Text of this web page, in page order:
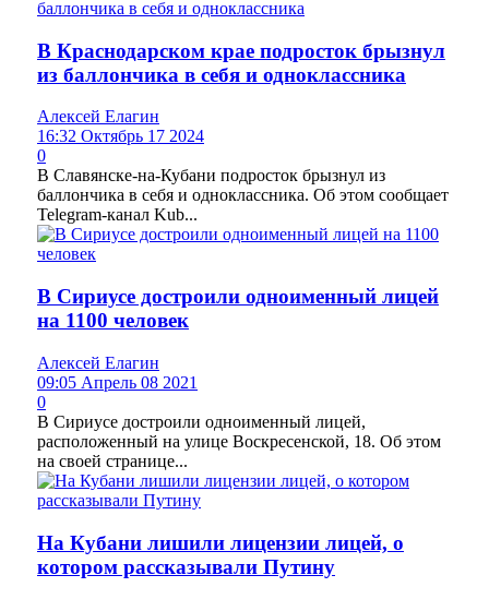
В Краснодарском крае подросток брызнул
из баллончика в себя и одноклассника
Алексей Елагин
16:32 Октябрь 17 2024
0
В Славянске-на-Кубани подросток брызнул из
баллончика в себя и одноклассника. Об этом сообщает
Telegram-канал Kub...
В Сириусе достроили одноименный лицей
на 1100 человек
Алексей Елагин
09:05 Апрель 08 2021
0
В Сириусе достроили одноименный лицей,
расположенный на улице Воскресенской, 18. Об этом
на своей странице...
На Кубани лишили лицензии лицей, о
котором рассказывали Путину